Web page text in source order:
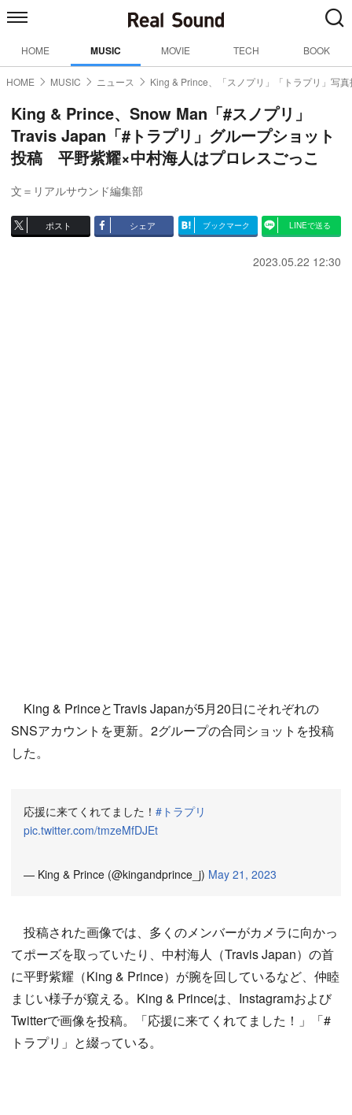
HOME MUSIC MOVIE TECH BOOK
HOME MUSIC ニュース King & Prince、「スノプリ」「トラプリ」写真
King & Prince、Snow Man「#スノプリ」
Travis Japan「#トラプリ」グループショット
投稿 平野紫耀×中村海人はプロレスごっこ
文＝リアルサウンド編集部
ポスト シェア ブックマーク LINEで送る
2023.05.22 12:30
King & PrinceとTravis Japanが5月20日にそれぞれの
SNSアカウントを更新。2グループの合同ショットを投稿
した。
応援に来てくれてました！ #トラプリ
pic.twitter.com/tmzeMfDJEt
— King & Prince (@kingandprince_j) May 21, 2023
投稿された画像では、多くのメンバーがカメラに向かっ
てポーズを取っていたり、中村海人（Travis Japan）の首
に平野紫耀（King & Prince）が腕を回しているなど、仲睦
まじい様子が窺える。King & Princeは、Instagramおよび
Twitterで画像を投稿。「応援に来てくれてました！」「#
トラプリ」と綴っている。